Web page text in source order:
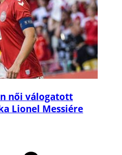
női válogatott
Lionel Messiére